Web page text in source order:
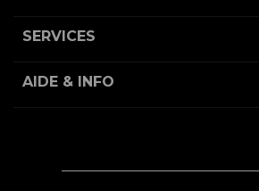
SERVICES
AIDE & INFO